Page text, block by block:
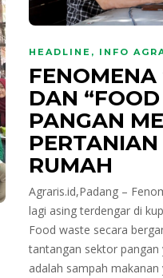
HEADLINE , INFO
FENOMENA
DAN
PANGAN
RUMAH
Agraris.id,Padang –
lagi asing terdengar di
Food waste secara
tantangan sektor pangan
adalah sampah